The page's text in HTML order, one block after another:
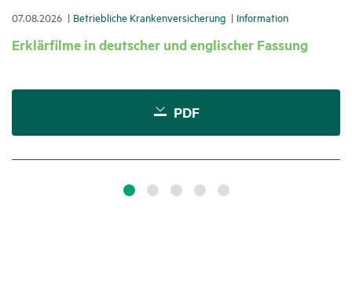
07.08.2026 Betrieb­liche Kran­ken­ver­si­che­rung Infor­ma­tion
Erklär­filme in deut­scher und engli­scher Fassung
PDF